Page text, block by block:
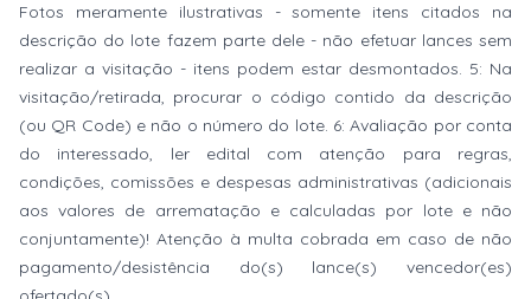
Fotos meramente ilustrativas - somente itens citados na
descrição do lote fazem parte dele - não efetuar lances sem
realizar a visitação - itens podem estar desmontados. 5: Na
visitação/retirada, procurar o código contido da descrição
(ou QR Code) e não o número do lote. 6: Avaliação por conta
do interessado, ler edital com atenção para regras,
condições, comissões e despesas administrativas (adicionais
aos valores de arrematação e calculadas por lote e não
conjuntamente)! Atenção à multa cobrada em caso de não
pagamento/desistência do(s) lance(s) vencedor(es)